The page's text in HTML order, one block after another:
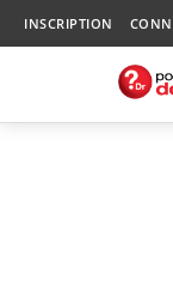
INSCRIPTION